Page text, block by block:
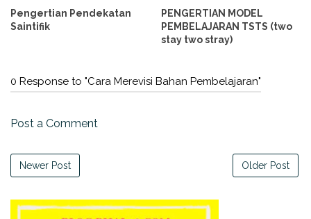
Pengertian Pendekatan
Saintifik
PENGERTIAN MODEL
PEMBELAJARAN TSTS (two
stay two stray)
0 Response to "Cara Merevisi Bahan Pembelajaran"
Post a Comment
Newer Post Older Post